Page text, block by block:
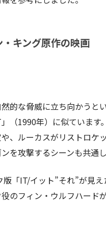
キング原作の映画
的な脅威に立ち向かうと
（1990年）に似ています
、ルーカスがリストロケ
を攻撃するシーンも共通し
「IT/イット”それ”が見え
のフィン・ウルフハード